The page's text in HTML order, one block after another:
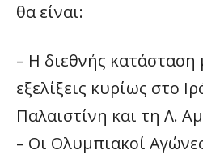
θα είναι:
– H διεθνής κατάσταση
εξελίξεις κυρίως στο
Παλαιστίνη και τη Λ.
– Oι Ολυμπιακοί